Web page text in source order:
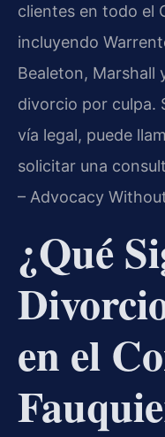
clientes en todo el
incluyendo
Bealeton, Marshall
divorcio por culpa.
vía legal, puede
solicitar una
– Advocacy
¿Qué
en el